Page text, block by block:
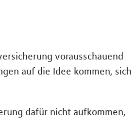
vorausschauend
auf die Idee kommen, sich
dafür nicht aufkommen,